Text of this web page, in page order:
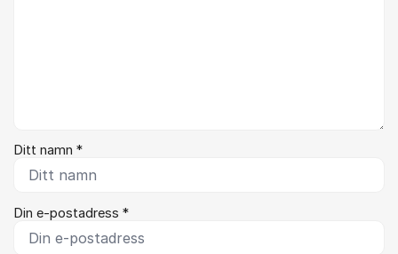
Ditt namn *
Din e-postadress *